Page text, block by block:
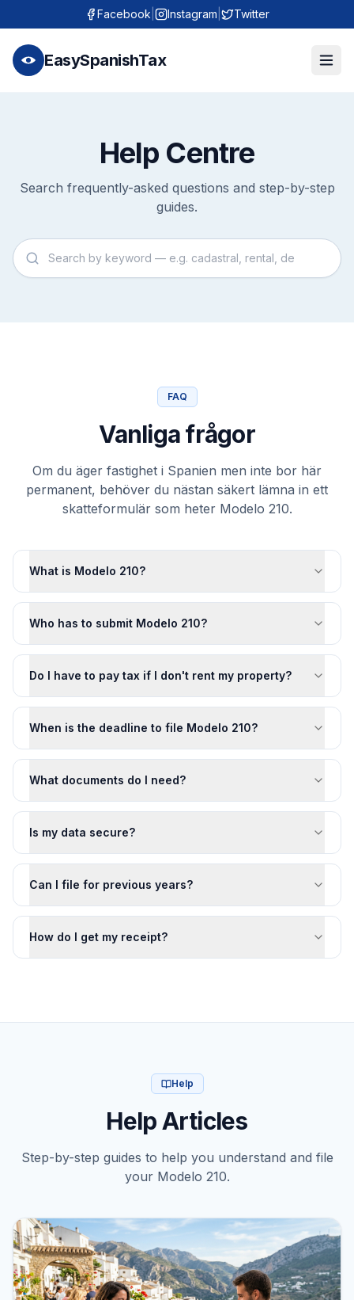
Facebook Instagram Twitter
EasySpanishTax
Help Centre
Search frequently-asked questions and step-by-step
guides.
FAQ
Vanliga frågor
Om du äger fastighet i Spanien men inte bor här
permanent, behöver du nästan säkert lämna in ett
skatteformulär som heter Modelo 210.
What is Modelo 210?
Who has to submit Modelo 210?
Do I have to pay tax if I don't rent my property?
When is the deadline to file Modelo 210?
What documents do I need?
Is my data secure?
Can I file for previous years?
How do I get my receipt?
Help
Help Articles
Step-by-step guides to help you understand and file
your Modelo 210.